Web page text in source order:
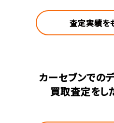
査定実績を
カーセブンでの
買取査定をし